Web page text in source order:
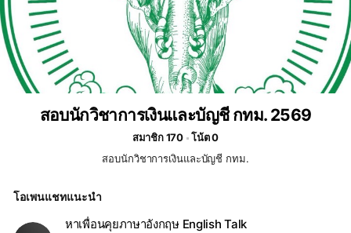
สอบนักวิชาการเงินและบัญชี กทม. 2569
สมาชิก 170
โน้ต 0
สอบนักวิชาการเงินและบัญชี กทม.
โอเพนแชทแนะนำ
หาเพื่อนคุยภาษาอังกฤษ English Talk